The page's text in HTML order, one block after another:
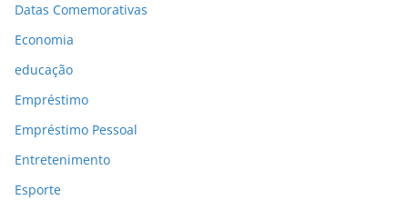
Datas Comemorativas
Economia
educação
Empréstimo
Empréstimo Pessoal
Entretenimento
Esporte